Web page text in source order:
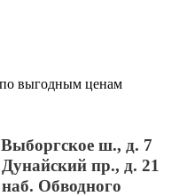
выгодным ценам
ш., д. 7
пр., д. 21
Обводного